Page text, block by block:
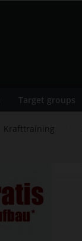
Target groups
Krafttraining